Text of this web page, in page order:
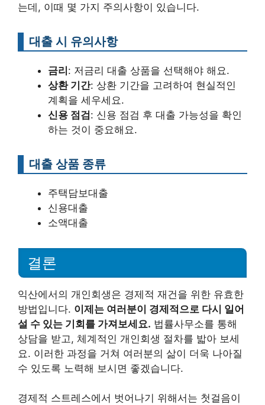
는데, 이때 몇 가지 주의사항이 있습니다.
대출 시 유의사항
금리 : 저금리 대출 상품을 선택해야 해요.
상환 기간: 상환 기간을 고려하여 현실적인
계획을 세우세요.
신용 점검 : 신용 점검 후 대출 가능성을 확인
하는 것이 중요해요.
대출 상품 종류
주택담보대출
신용대출
소액대출
결론
익산에서의 개인회생은 경제적 재건을 위한 유효한
방법입니다. 이제는 여러분이 경제적으로 다시 일어
설 수 있는 기회를 가져보세요. 법률사무소를 통해
상담을 받고, 체계적인 개인회생 절차를 밟아 보세
요. 이러한 과정을 거쳐 여러분의 삶이 더욱 나아질
수 있도록 노력해 보시면 좋겠습니다.
경제적 스트레스에서 벗어나기 위해서는 첫걸음이